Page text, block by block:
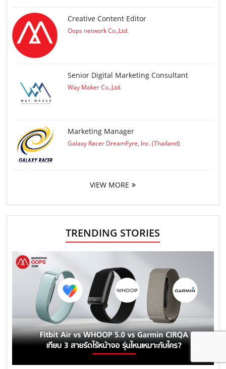
Creative Content Editor
Oops network Co.,Ltd.
Senior Digital Marketing Consultant
Way Maker Co.,Ltd.
Marketing Manager
Galaxy Racer DreamFyre, Inc. (Thailand)
VIEW MORE
TRENDING STORIES